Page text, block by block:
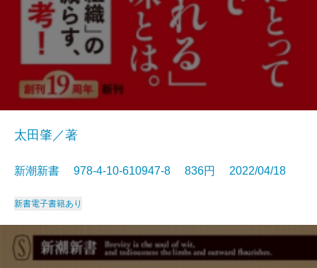
太田肇／著
新潮新書 978-4-10-610947-8 836円 2022/04/18
新書電子書籍あり